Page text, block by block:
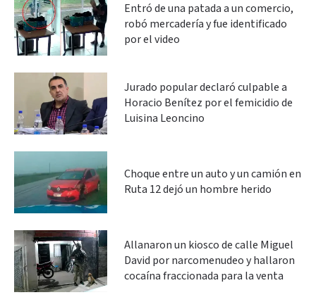
Entró de una patada a un comercio,
robó mercadería y fue identificado
por el video
Jurado popular declaró culpable a
Horacio Benítez por el femicidio de
Luisina Leoncino
Choque entre un auto y un camión en
Ruta 12 dejó un hombre herido
Allanaron un kiosco de calle Miguel
David por narcomenudeo y hallaron
cocaína fraccionada para la venta